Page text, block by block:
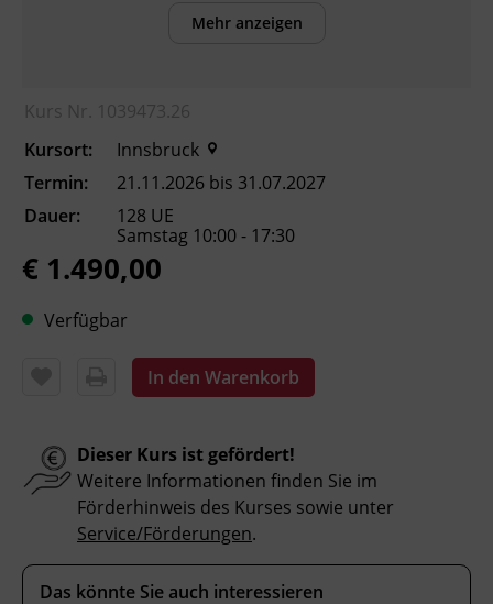
Gastronomie und Hotellerie, die die
Inhalte
Das Kräuterwissen ist seit
Menschengedenken eine Säule innerhalb der
menschlichen Gemeinschaften gewesen.
Dieses alte Wissen mit Leben füllen ist eine
wird die Natur erlebbar gemacht und die
Augen für den schier unbegrenzten Reichtum
unserer Natur zu wecken und deren vielen
Anwendungsmöglichkeiten.
Die Weiterbildung ist darauf ausgelegt die
Natur zu begreifen. Deshalb gibt es
Freilandtage, bei denen direkt in der Natur
das Wissen ausgebaut und die Sinne für
den direkten Kontakt mit den Pflanzen
Mehr anzeigen
Kurs Nr. 1039473.26
Kursort:
Innsbruck
Termin:
21.11.2026 bis 31.07.2027
Dauer:
128 UE
Samstag 10:00 - 17:30
€ 1.490,00
Verfügbar
In den Warenkorb
Dieser Kurs ist gefördert!
Weitere Informationen finden Sie im
Förderhinweis des Kurses sowie unter
Service/Förderungen.
Das könnte Sie auch interessieren